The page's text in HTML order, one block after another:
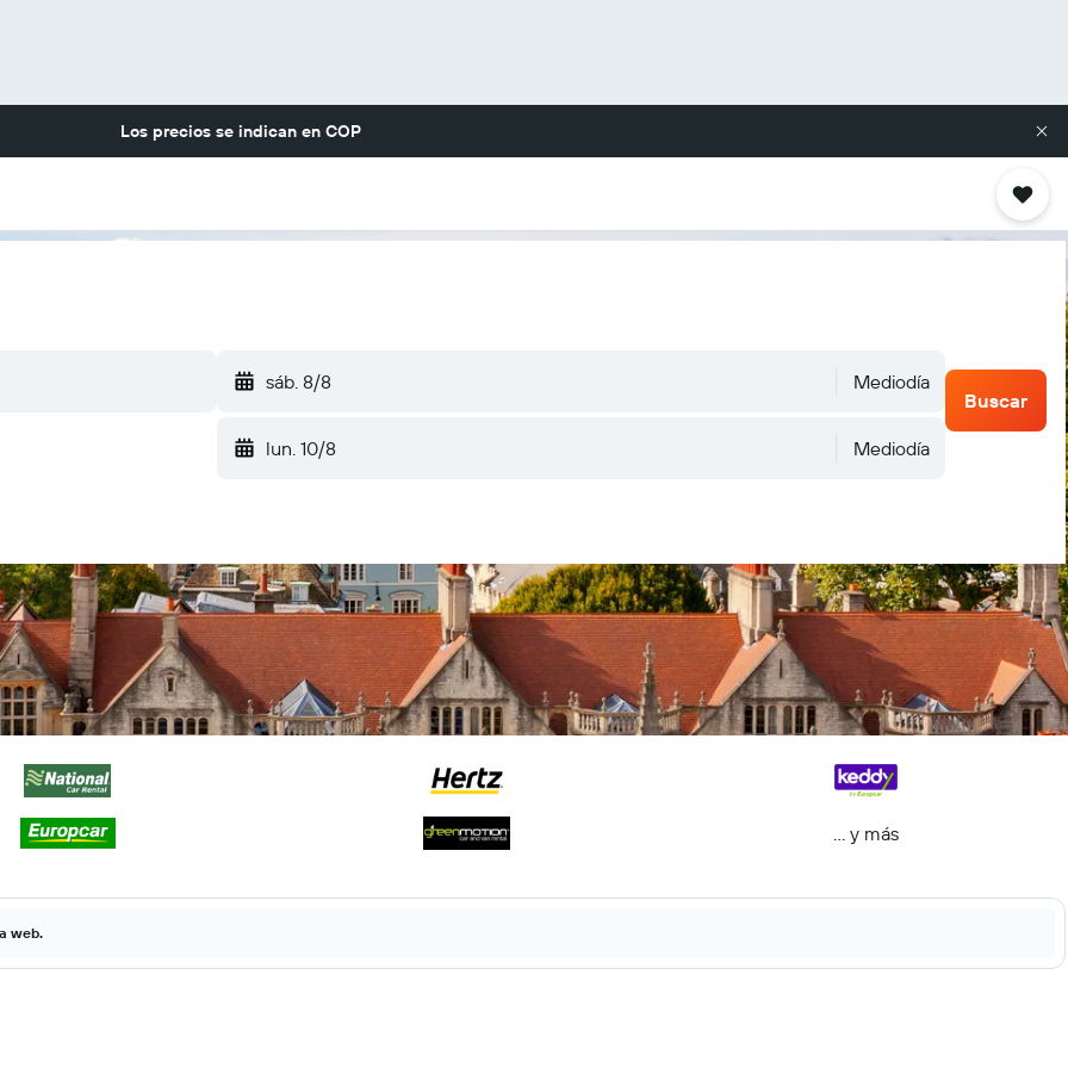
Los precios se indican en COP
sáb. 8/8 Mediodía
lun. 10/8 Mediodía
Buscar
… y más
web.